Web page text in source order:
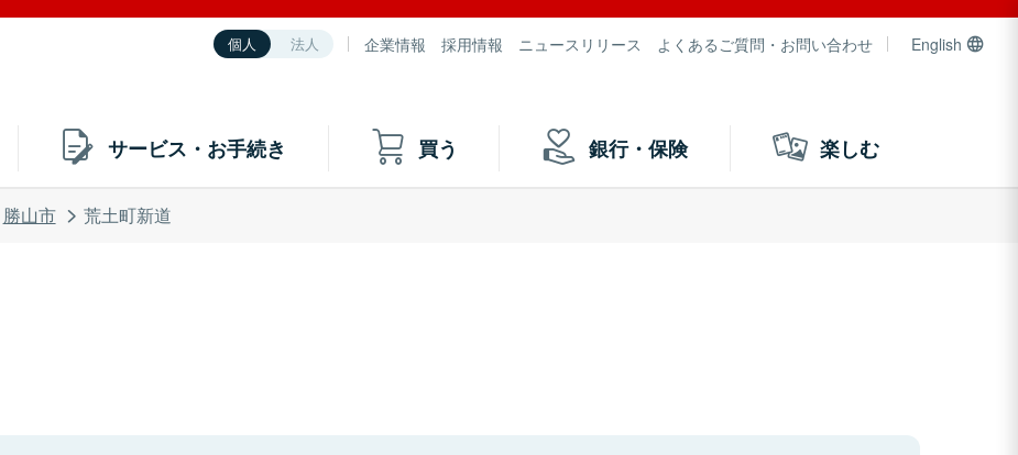
個人 法人 企業情報 採用情報 ニュースリリース よくあるご質問・お問い合わせ English
サービス・お手続き 買う 銀行・保険 楽しむ
勝山市 荒土町新道